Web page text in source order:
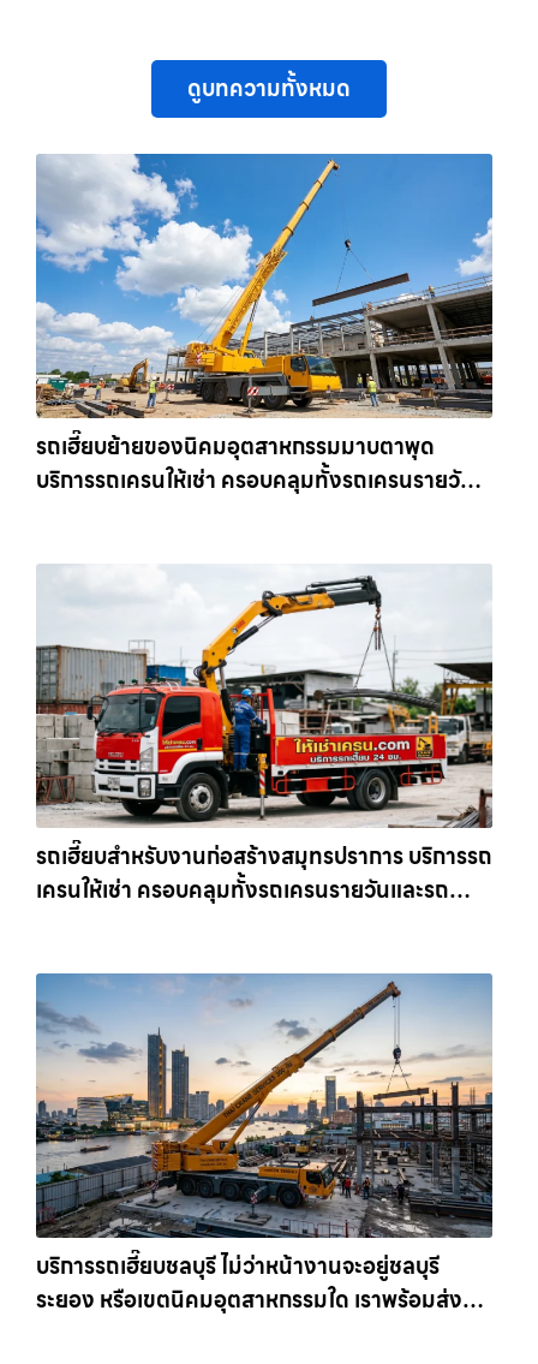
ดูบทความทั้งหมด
รถเฮี๊ยบย้ายของนิคมอุตสาหกรรมมาบตาพุด
บริการรถเครนให้เช่า ครอบคลุมทั้งรถเครนรายวัน
รถเฮี๊ยบสำหรับงานก่อสร้างสมุทรปราการ บริการรถ
เครนให้เช่า ครอบคลุมทั้งรถเครนรายวันและรถ
บริการรถเฮี๊ยบชลบุรี ไม่ว่าหน้างานจะอยู่ชลบุรี
ระยอง หรือเขตนิคมอุตสาหกรรมใด เราพร้อมส่งรถ